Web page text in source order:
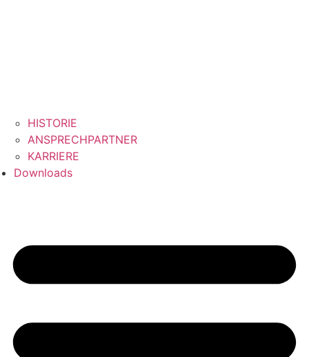
HISTORIE
ANSPRECHPARTNER
KARRIERE
Downloads